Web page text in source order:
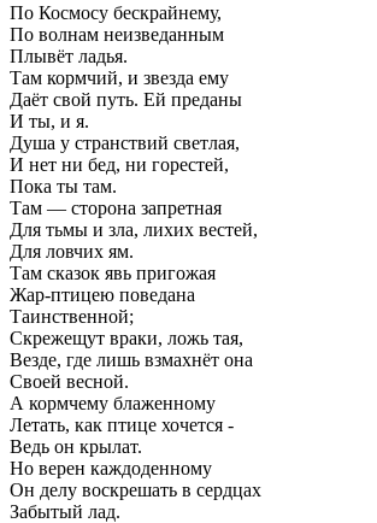
По Космосу бескрайнему,
По волнам неизведанным
Плывёт ладья.
Там кормчий, и звезда ему
Даёт свой путь. Ей преданы
И ты, и я.
Душа у странствий светлая,
И нет ни бед, ни горестей,
Пока ты там.
Там — сторона запретная
Для тьмы и зла, лихих вестей,
Для ловчих ям.
Там сказок явь пригожая
Жар-птицею поведана
Таинственной;
Скрежещут враки, ложь тая,
Везде, где лишь взмахнёт она
Своей весной.
А кормчему блаженному
Летать, как птице хочется -
Ведь он крылат.
Но верен каждоденному
Он делу воскрешать в сердцах
Забытый лад.